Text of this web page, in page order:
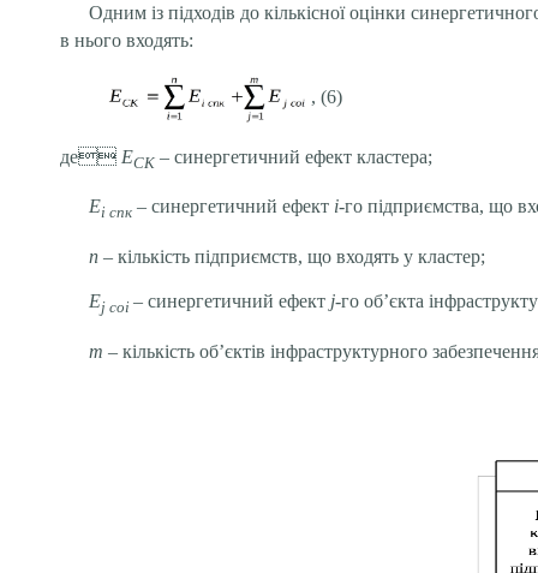
Одним із підходів до кількісної оцінки
в нього входять:
, (6)
де ЕСК – синергетичний ефект кластера;
Еi спк– синергетичний ефект і-го підприємства, що
n– кількість підприємств, що входять у кластер;
Еj соі – синергетичний ефект j-го об’єкта
m – кількість об’єктів інфраструктурного